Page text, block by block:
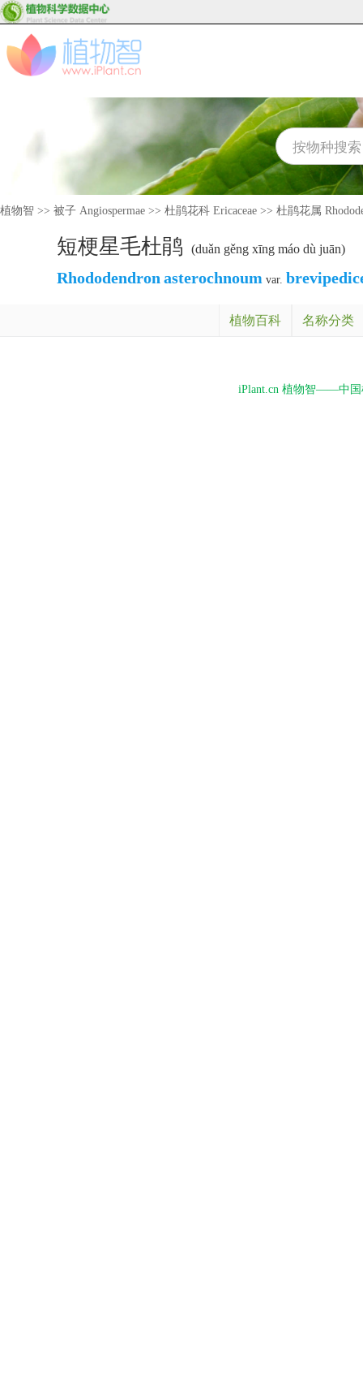
植物智 >> 被子 Angiospermae >> 杜鹃花科 Ericaceae >> 杜鹃花属
短梗星毛杜鹃 (duǎn gěng xīng máo dù juān)
Rhododendron asterochnoum var.
植物百科 名称分类
iPlant.cn 植物智——中国